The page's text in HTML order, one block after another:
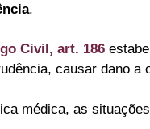
.
Civil, art. 186
causar dano a
médica, as